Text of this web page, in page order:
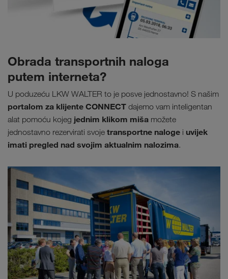
Obrada transportnih naloga
putem interneta?
U poduzeću LKW WALTER to je posve jednostavno! S našim
portalom za klijente CONNECT dajemo vam inteligentan
alat pomoću kojeg jednim klikom miša možete
jednostavno rezervirati svoje transportne naloge i uvijek
imati pregled nad svojim aktualnim nalozima.